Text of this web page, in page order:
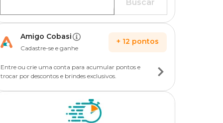
Buscar
Amigo Cobasi
Cadastre-se e ganhe
+ 12 pontos
Entre ou crie uma conta para acumular pontos e
trocar por descontos e brindes exclusivos.